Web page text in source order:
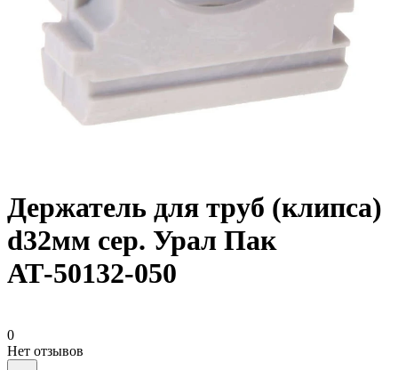
Держатель для труб (клипса)
d32мм сер. Урал Пак
АТ-50132-050
0
Нет отзывов